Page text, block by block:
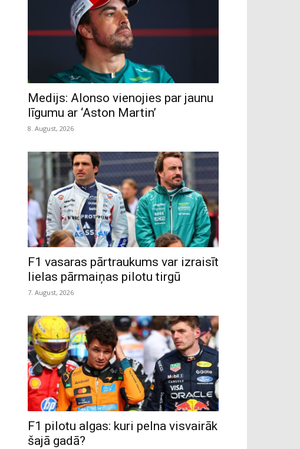
Medijs: Alonso vienojies par jaunu
līgumu ar ‘Aston Martin’
8. August, 2026
F1 vasaras pārtraukums var izraisīt
lielas pārmaiņas pilotu tirgū
7. August, 2026
F1 pilotu algas: kuri pelna visvairāk
šajā gadā?